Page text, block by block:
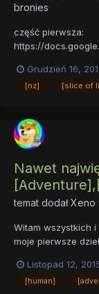
bronies
część pierwsza:
https://
duży problem co
przepraszam
Grudzień 16,
[nz] [slice of
Nawet
temat dodałXeno
Witam wszystkich
moje pierwsze
krytykę. Prolog
pisać dłużej.
Listopad 12,
[human]